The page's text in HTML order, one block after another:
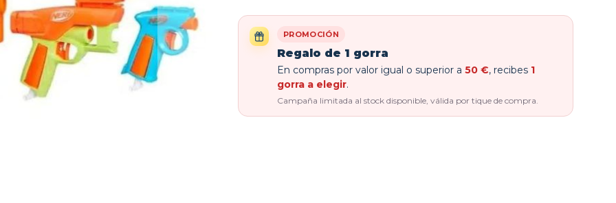
PROMOCIÓN
Regalo de 1 gorra
En compras por valor igual o superior a 50 €, recibes 1
gorra a elegir.
Campaña limitada al stock disponible, válida por tique de compra.